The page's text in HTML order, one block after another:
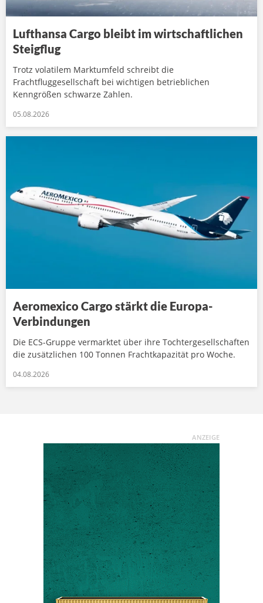
Lufthansa Cargo bleibt im wirtschaftlichen
Steigflug
Trotz volatilem Marktumfeld schreibt die
Frachtfluggesellschaft bei wichtigen betrieblichen
Kenngrößen schwarze Zahlen.
05.08.2026
Aeromexico Cargo stärkt die Europa-
Verbindungen
Die ECS-Gruppe vermarktet über ihre Tochtergesellschaften
die zusätzlichen 100 Tonnen Frachtkapazität pro Woche.
04.08.2026
ANZEIGE